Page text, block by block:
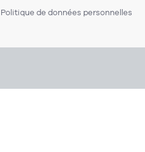
Politique de données personnelles